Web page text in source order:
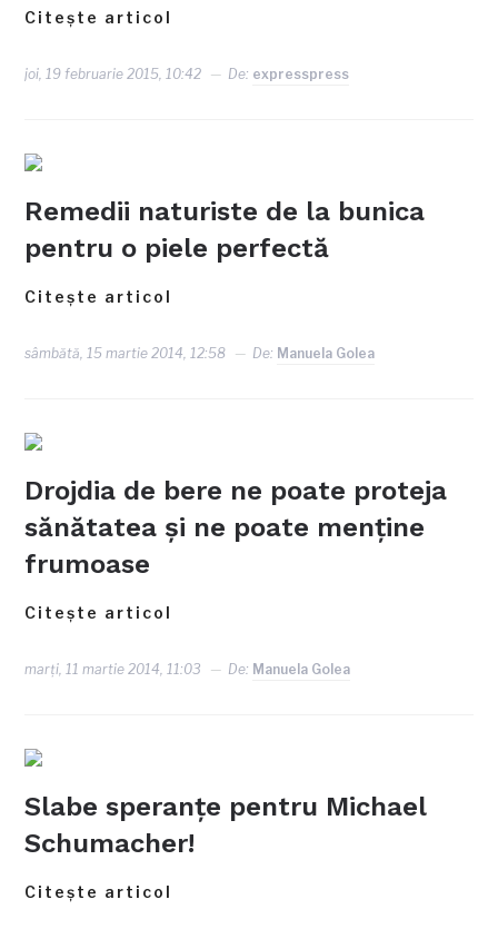
Citește articol
joi, 19 februarie 2015, 10:42 De: expresspress
Remedii naturiste de la bunica
pentru o piele perfectă
Citește articol
sâmbătă, 15 martie 2014, 12:58 De: Manuela Golea
Drojdia de bere ne poate proteja
sănătatea şi ne poate menţine
frumoase
Citește articol
marți, 11 martie 2014, 11:03 De: Manuela Golea
Slabe speranţe pentru Michael
Schumacher!
Citește articol